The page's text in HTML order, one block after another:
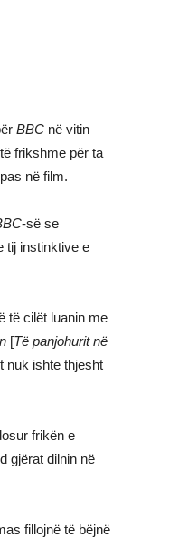
BBC në vitin
frikshme për ta
në film.
-së se
tij instinktive e
të cilët luanin me
[Të panjohurit në
nuk ishte thjesht
frikën e
gjërat dilnin në
fillojnë të bëjnë